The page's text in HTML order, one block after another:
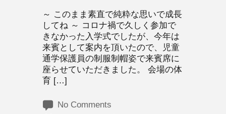
～ このまま素直で純粋な思いで成長
してね ～ コロナ禍で久しく参加で
きなかった入学式でしたが、今年は
来賓として案内を頂いたので、児童
通学保護員の制服制帽姿で来賓席に
座らせていただきました。 会場の体
育 […]
No Comments